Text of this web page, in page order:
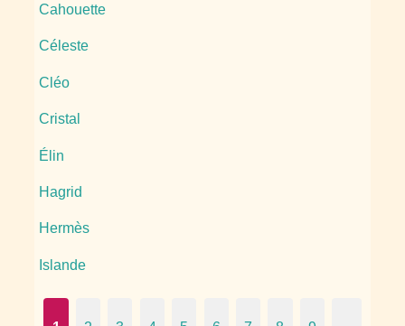
Cahouette
Céleste
Cléo
Cristal
Élin
Hagrid
Hermès
Islande